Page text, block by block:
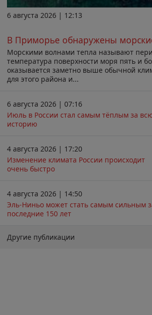
6 августа 2026 | 12:13
В Приморье обнаружены
Морскими волнами тепла называют
температура поверхности моря пять и
оказывается заметно выше обычной
для этого района и...
6 августа 2026 | 07:16
Июль в России стал самым тёплым за
историю
4 августа 2026 | 17:20
Изменение климата России происходит
очень быстро
4 августа 2026 | 14:50
Эль-Ниньо может стать самым сильным
последние 150 лет
Другие публикации